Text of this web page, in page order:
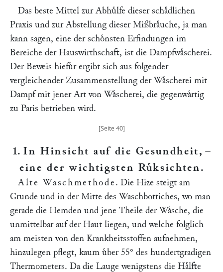
Das beste Mittel zur Abhuͤlfe dieser schaͤdlichen
Praxis und zur Abstellung dieser Mißbraͤuche, ja man
kann sagen, eine der schoͤnsten Erfindungen im
Bereiche der Hauswirthschaft, ist die Dampfwaͤscherei.
Der Beweis hiefuͤr ergibt sich aus folgender
vergleichender Zusammenstellung der Waͤscherei mit
Dampf mit jener Art von Waͤscherei, die gegenwaͤrtig
zu Paris betrieben wird.
1. In Hinsicht auf die Gesundheit, –
eine der wichtigsten Ruͤksichten .
Alte Waschmethode . Die Hize steigt am
Grunde und in der Mitte des Waschbottiches, wo man
gerade die Hemden und jene Theile der Waͤsche, die
unmittelbar auf der Haut liegen, und welche folglich
am meisten von den Krankheitsstoffen aufnehmen,
hinzulegen pflegt, kaum uͤber 55° des hundertgradigen
Thermometers. Da die Lauge wenigstens die Haͤlfte